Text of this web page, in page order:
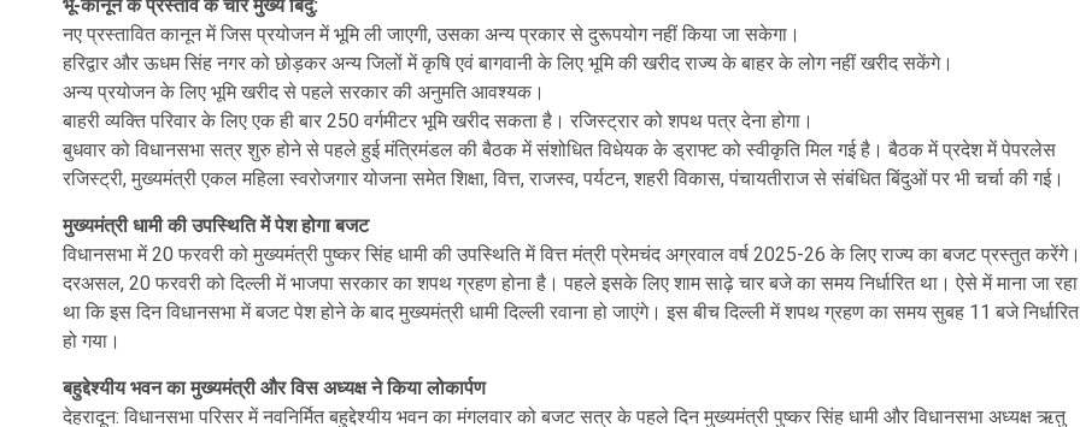
भू-कानून के प्रस्‍ताव के चार मुख्‍य बिंंदु:
नए प्रस्तावित कानून में जिस प्रयोजन में भूमि ली जाएगी, उसका अन्य प्रकार से दुरूपयोग नहीं किया जा सकेगा।
हरिद्वार और ऊधम सिंह नगर को छोड़कर अन्य जिलों में कृषि एवं बागवानी के लिए भूमि की खरीद राज्य के बाहर के लोग नहीं खरीद सकेंगे।
अन्य प्रयोजन के लिए भूमि खरीद से पहले सरकार की अनुमति आवश्यक।
बाहरी व्यक्ति परिवार के लिए एक ही बार 250 वर्गमीटर भूमि खरीद सकता है। रजिस्ट्रार को शपथ पत्र देना होगा।
बुधवार को विधानसभा सत्र शुरु होने से पहले हुई मंत्रिमंडल की बैठक में संशोधित विधेयक के ड्राफ्ट को स्वीकृति मिल गई है। बैठक में प्रदेश में पेपरलेस
रजिस्ट्री, मुख्यमंत्री एकल महिला स्वरोजगार योजना समेत शिक्षा, वित्त, राजस्व, पर्यटन, शहरी विकास, पंचायतीराज से संबंधित बिंदुओं पर भी चर्चा की गई।
मुख्यमंत्री धामी की उपस्थिति में पेश होगा बजट
विधानसभा में 20 फरवरी को मुख्यमंत्री पुष्कर सिंह धामी की उपस्थिति में वित्त मंत्री प्रेमचंद अग्रवाल वर्ष 2025-26 के लिए राज्य का बजट प्रस्तुत करेंगे।
दरअसल, 20 फरवरी को दिल्ली में भाजपा सरकार का शपथ ग्रहण होना है। पहले इसके लिए शाम साढ़े चार बजे का समय निर्धारित था। ऐसे में माना जा रहा
था कि इस दिन विधानसभा में बजट पेश होने के बाद मुख्यमंत्री धामी दिल्ली रवाना हो जाएंगे। इस बीच दिल्ली में शपथ ग्रहण का समय सुबह 11 बजे निर्धारित
हो गया।
बहुद्देश्यीय भवन का मुख्यमंत्री और विस अध्यक्ष ने किया लोकार्पण
देहरादून: विधानसभा परिसर में नवनिर्मित बहुद्देश्यीय भवन का मंगलवार को बजट सत्र के पहले दिन मुख्यमंत्री पुष्कर सिंह धामी और विधानसभा अध्यक्ष ऋतु